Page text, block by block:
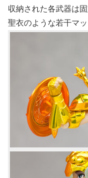
収納された各武器は
聖衣のような若干マッ